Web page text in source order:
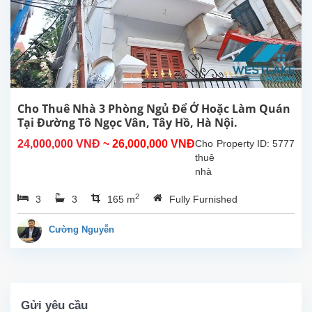
diện
tích
sinh
hoạt
500m²,
bếp
8
phòng
có
phòng
tắm...
Cho Thuê Nhà 3 Phòng Ngủ Để Ở Hoặc Làm Quán
Tại Đường Tô Ngọc Vân, Tây Hồ, Hà Nội.
24,000,000 VNĐ ~ 26,000,000 VNĐ Property ID: 5777
Cho
thuê
nhà
phòng
ngủ
3 3 165 m2 Fully Furnished
Cường Nguyễn
Gửi yêu cầu